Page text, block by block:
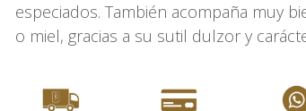
especiados. También acompaña muy
o miel, gracias a su sutil dulzor y